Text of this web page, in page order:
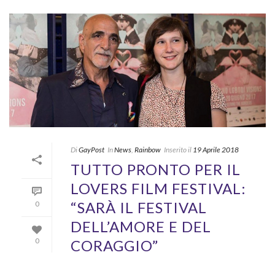
0
0
DiGayPost InNews Rainbow Inserito il 19 Aprile 2018
TUTTO PRONTO PER IL
LOVERS FILM FESTIVAL:
“SARÀ IL FESTIVAL
DELL’AMORE E DEL
CORAGGIO”